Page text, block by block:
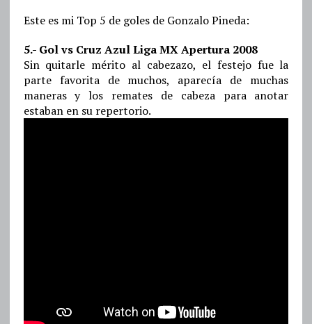
Este es mi Top 5 de goles de Gonzalo Pineda:
5.- Gol vs Cruz Azul Liga MX Apertura 2008
Sin quitarle mérito al cabezazo, el festejo fue la
parte favorita de muchos, aparecía de muchas
maneras y los remates de cabeza para anotar
estaban en su repertorio.